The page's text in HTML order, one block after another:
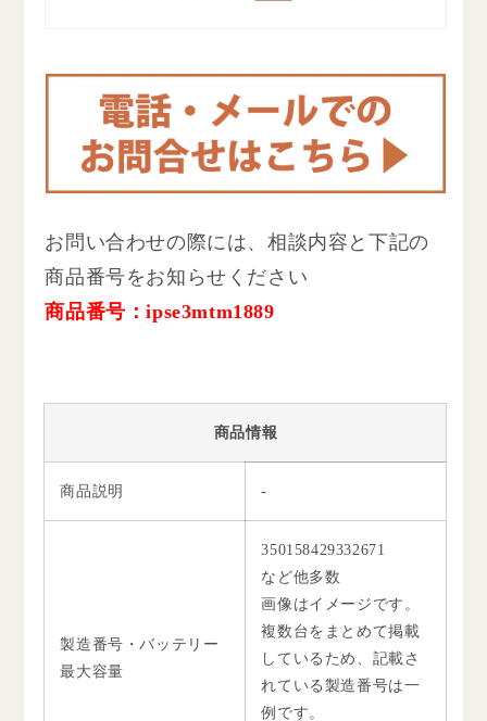
お問い合わせの際には、相談内容と下記の
商品番号をお知らせください
商品番号：ipse3mtm1889
商品情報
商品説明 -
製造番号・バッテリー
最大容量
350158429332671
など他多数
画像はイメージです。
複数台をまとめて掲載
しているため、記載さ
れている製造番号は一
例です。